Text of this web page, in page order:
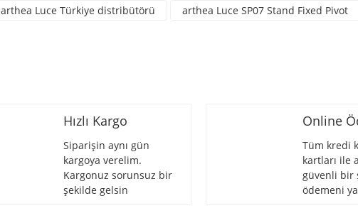
Yorum Yaz
Gönder
arthea Luce Türkiye distribütörü arthea Luce SP07 Stand Fixed Pivot
Hızlı Kargo
Siparişin aynı gün
kargoya verelim.
Kargonuz sorunsuz bir
şekilde gelsin
Online
Tüm kredi
kartları ile
güvenli bir
ödemeni